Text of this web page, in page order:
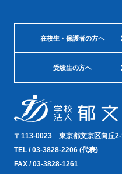
在校生・保護者の方へ
受験生の方へ
〒113-0023 東京都文京区向丘
TEL /03-3828-2206 (代表)
FAX / 03-3828-1261